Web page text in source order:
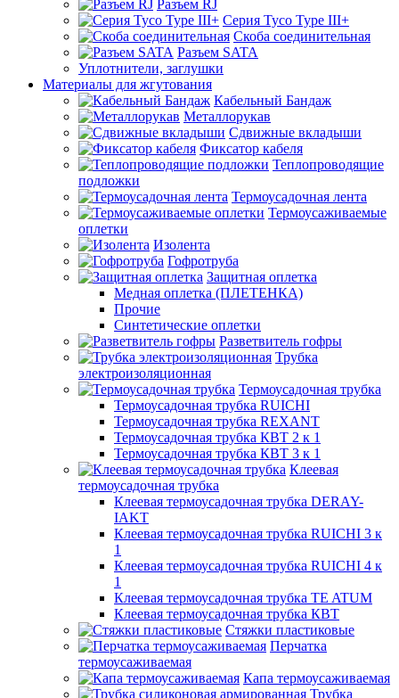
Разъем RJ
Серия Tyco Type III+
Скоба соединительная
Разъем SATA
Уплотнители, заглушки
Материалы для жгутования
Кабельный Бандаж
Металлорукав
Сдвижные вкладыши
Фиксатор кабеля
Теплопроводящие
подложки
Термоусадочная лента
Термоусаживаемые
оплетки
Изолента
Гофротруба
Защитная оплетка
Медная оплетка (ПЛЕТЕНКА)
Прочие
Синтетические оплетки
Разветвитель гофры
Трубка
электроизоляционная
Термоусадочная трубка
Термоусадочная трубка RUICHI
Термоусадочная трубка REXANT
Термоусадочная трубка КВТ 2 к 1
Термоусадочная трубка КВТ 3 к 1
Клеевая
термоусадочная трубка
Клеевая термоусадочная трубка DERAY-
IAKT
Клеевая термоусадочная трубка RUICHI 3 к
1
Клеевая термоусадочная трубка RUICHI 4 к
1
Клеевая термоусадочная трубка TE ATUM
Клеевая термоусадочная трубка КВТ
Стяжки пластиковые
Перчатка
термоусаживаемая
Капа термоусаживаемая
Трубка